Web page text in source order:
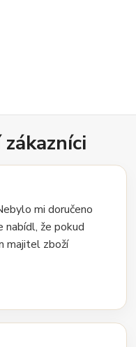
mi doručeno
nabídl, že pokud
majitel zboží